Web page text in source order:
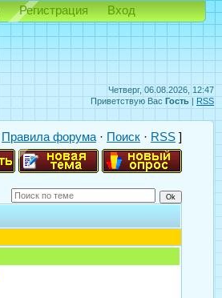
Четверг, 06.08.2026, 12:47
Приветствую Вас Гость | RSS
Регистрация Вход
Правила форума · Поиск · RSS ]